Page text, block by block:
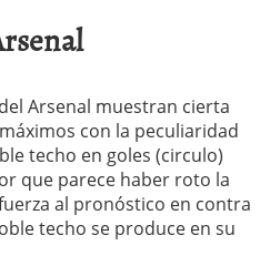
Arsenal muestran cierta
con la peculiaridad
techo en goles (circulo)
que parece haber roto la
al pronóstico en contra
techo se produce en su